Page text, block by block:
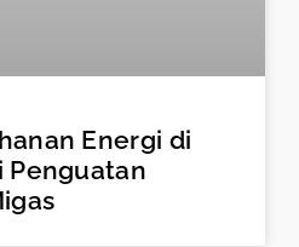
Energi di
Penguatan